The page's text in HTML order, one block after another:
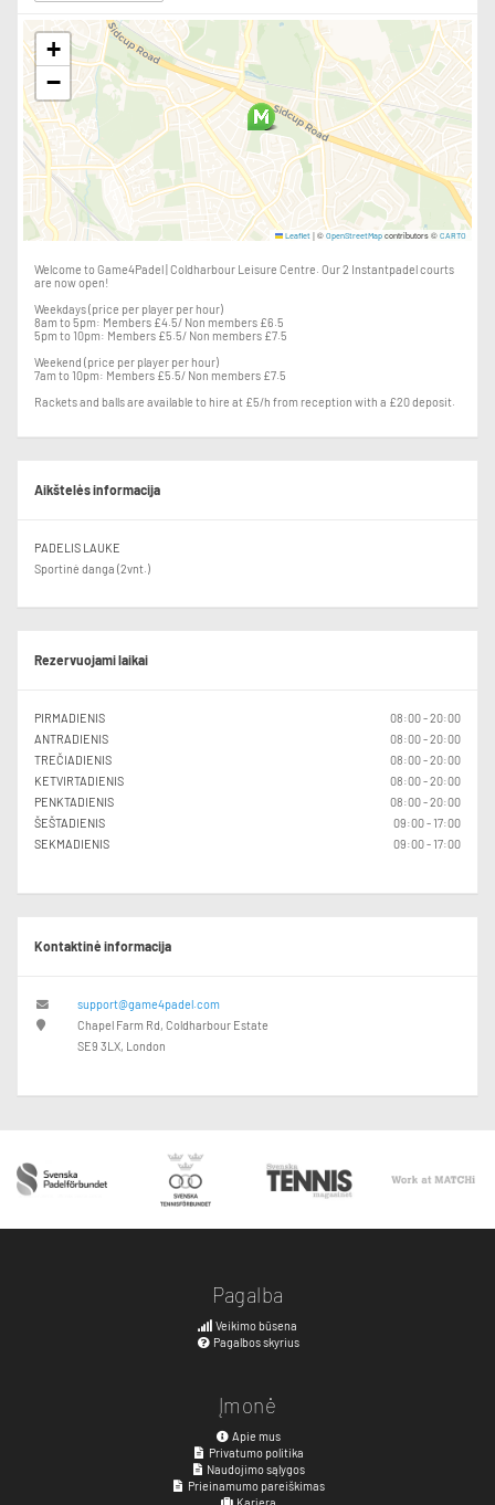
+
−
Leaflet |© OpenStreetMap contributors © CARTO
Welcome to Game4Padel | Coldharbour Leisure Centre. Our 2 Instantpadel courts
are now open!
Weekdays (price per player per hour)
8am to 5pm: Members £4.5/ Non members £6.5
5pm to 10pm: Members £5.5/ Non members £7.5
Weekend (price per player per hour)
7am to 10pm: Members £5.5/ Non members £7.5
Rackets and balls are available to hire at £5/h from reception with a £20 deposit.
Aikštelės informacija
PADELIS LAUKE
Sportinė danga (2vnt.)
Rezervuojami laikai
PIRMADIENIS
08:00 - 20:00
ANTRADIENIS
08:00 - 20:00
TREČIADIENIS
08:00 - 20:00
KETVIRTADIENIS
08:00 - 20:00
PENKTADIENIS
08:00 - 20:00
ŠEŠTADIENIS
09:00 - 17:00
SEKMADIENIS
09:00 - 17:00
Kontaktinė informacija
support@game4padel.com
Chapel Farm Rd, Coldharbour Estate
SE9 3LX, London
Pagalba
Veikimo būsena
Pagalbos skyrius
Įmonė
Apie mus
Privatumo politika
Naudojimo sąlygos
Prieinamumo pareiškimas